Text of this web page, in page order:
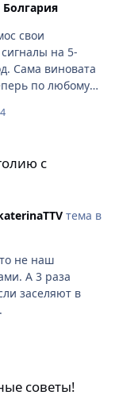
свои
на 5-
Сама виновата
по любому
в сроки
И деньги
4
с
тема в
не наш
А 3 раза
заселяют в
советы!